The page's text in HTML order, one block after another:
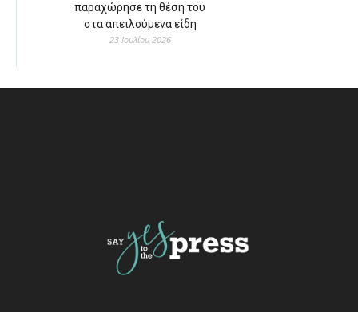
παραχώρησε τη θέση του
στα απειλούμενα είδη
23 Ιουλίου 2026